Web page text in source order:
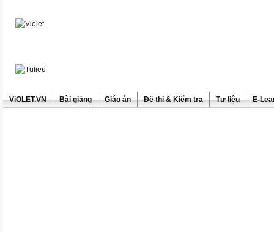
ViOLET.VN Bài giảng Giáo án Đề thi & Kiểm tra Tư liệu E-